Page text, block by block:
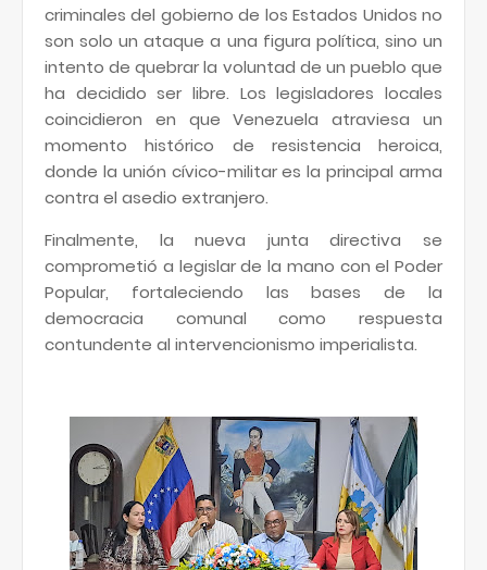
criminales del gobierno de los Estados Unidos no
son solo un ataque a una figura política, sino un
intento de quebrar la voluntad de un pueblo que
ha decidido ser libre. Los legisladores locales
coincidieron en que Venezuela atraviesa un
momento histórico de resistencia heroica,
donde la unión cívico-militar es la principal arma
contra el asedio extranjero.
Finalmente, la nueva junta directiva se
comprometió a legislar de la mano con el Poder
Popular, fortaleciendo las bases de la
democracia comunal como respuesta
contundente al intervencionismo imperialista.